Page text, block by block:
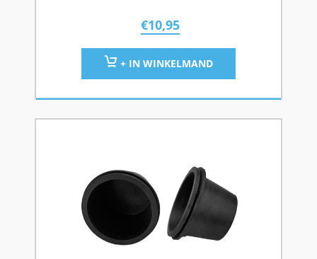
€10,95
+ IN WINKELMAND